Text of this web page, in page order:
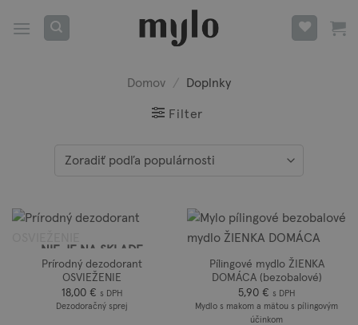
Domov / Doplnky
Filter
NIE JE NA SKLADE
Prírodný dezodorant
OSVIEŽENIE
18,00 € s DPH
Dezodoračný sprej
Pílingové mydlo ŽIENKA
DOMÁCA (bezobalové)
5,90 € s DPH
Mydlo s makom a mätou s pílingovým
účinkom